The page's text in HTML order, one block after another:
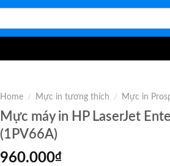
Home / Mực in tương thích / Mực in
Mực máy in HP LaserJet
(1PV66A)
960.000₫